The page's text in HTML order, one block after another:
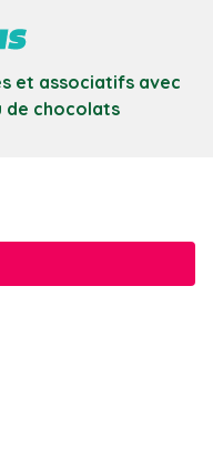
et associatifs avec
de chocolats